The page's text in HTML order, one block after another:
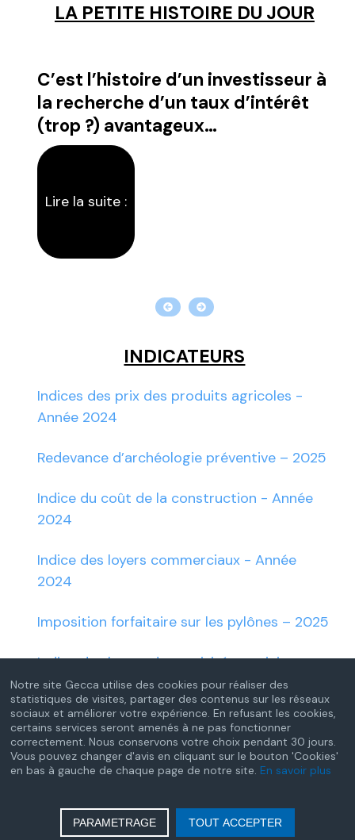
LA PETITE HISTOIRE DU JOUR
C’est l’histoire d’un investisseur à
la recherche d’un taux d’intérêt
(trop ?) avantageux…
Lire la suite :
INDICATEURS
Indices des prix des produits agricoles -
Année 2024
Redevance d’archéologie préventive – 2025
Indice du coût de la construction - Année
2024
Indice des loyers commerciaux - Année
2024
Imposition forfaitaire sur les pylônes – 2025
Indice des loyers des activités tertiaires -
Année 2024
Barème de la taxe générale sur les activités
polluantes – 2025
d'accompagnement à domicile de certains
services autonomie à domicile - Année
Notre site Gecca utilise des cookies pour réaliser des
statistiques de visites, partager des contenus sur les réseaux
sociaux et améliorer votre expérience. En refusant les cookies,
certains services seront amenés à ne pas fonctionner
correctement. Nous conservons votre choix pendant 30 jours.
Vous pouvez changer d'avis en cliquant sur le bouton 'Cookies'
en bas à gauche de chaque page de notre site. En savoir plus
PARAMETRAGE TOUT ACCEPTER